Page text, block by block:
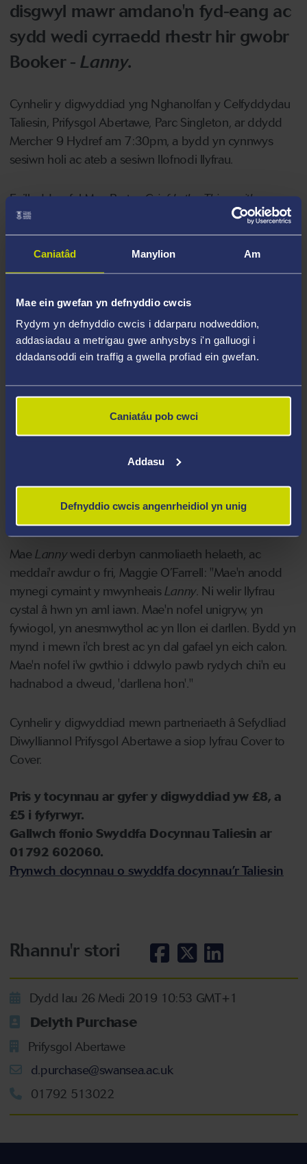
Caniatâd Manylion Am
Mae ein gwefan yn defnyddio cwcis
Rydym yn defnyddio cwcis i ddarparu nodweddion,
addasiadau a metrigau gwe anhysbys i'n galluogi i
ddadansoddi ein traffig a gwella profiad ein gwefan.
Caniatáu pob cwci
Addasu
Defnyddio cwcis angenrheidiol yn unig
disgwyl mawr amdano'n fyd-eang ac
sydd wedi cyrraedd rhestr hir gwobr
Booker -Lanny.
Cynhelir y digwyddiad yng Nghanolfan y Celfyddydau
Taliesin, Prifysgol Abertawe, Parc Singleton, ar ddydd
Mercher 9 Hydref am 7:30pm, a bydd yn cynnwys
sesiwn holi ac ateb a sesiwn llofnodi llyfrau.
Enillodd nofel Max Porter,Grief Is the Thing with
Feathers
, Wobr Ryngwladol Dylan Thomas; Gwobr
Awdur Ifanc y Flwyddyn Sunday Times/Peters, Fraser +
Dunlop; gwobr Europese Literatuurprijs; a Gwobr
Darllenwyr BAMB (Books Are My Bag). Cyrhaeddodd
Goldsmiths.
Mae ei nofel ddiweddaraf, Lanny, wedi cyrraedd rhestr
hir Gwobr Booker 2019. Wedi'i disgrifio'n ddiddorol fel
croes rhwngUnder Milk WoodaBroadchurch, mae
a'r hanesion a rennir drwy'r cenedlaethau. Gan ein
hatgoffa o'r Llais Cyntaf hollweledol ym mhentref
ffuglennol Llareggub Dylan Thomas, mae'r darllenydd
ar fywyd y pentref.
MaeLannywedi derbyn canmoliaeth helaeth, ac
meddai'r awdur o fri, Maggie O’Farrell: "Mae'n anodd
mynegi cymaint y mwynheaisLanny. Ni welir llyfrau
cystal â hwn yn aml iawn. Mae'n nofel unigryw, yn
fywiogol, yn anesmwythol ac yn llon ei darllen. Bydd yn
mynd i mewn i'ch brest ac yn dal gafael yn eich calon.
Mae'n nofel i'w gwthio i ddwylo pawb rydych chi'n eu
hadnabod a dweud, 'darllena hon'."
Cynhelir y digwyddiad mewn partneriaeth â Sefydliad
Diwylliannol Prifysgol Abertawe a siop lyfrau Cover to
Cover.
Pris y tocynnau ar gyfer y digwyddiad yw £8, a
£5 i fyfyrwyr.
Gallwch ffonio Swyddfa Docynnau Taliesin ar
01792 602060.
Prynwch docynnau o swyddfa docynnau’r Taliesin
Rhannu'r stori
Dydd Iau 26 Medi 2019 10:53 GMT+1
Delyth Purchase
Prifysgol Abertawe
d.purchase@swansea.ac.uk
01792 513022